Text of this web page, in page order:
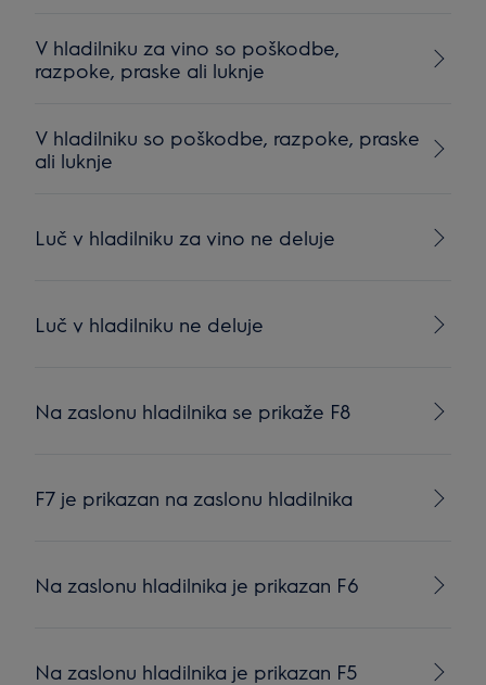
V hladilniku za vino so poškodbe,
razpoke, praske ali luknje
V hladilniku so poškodbe, razpoke, praske
ali luknje
Luč v hladilniku za vino ne deluje
Luč v hladilniku ne deluje
Na zaslonu hladilnika se prikaže F8
F7 je prikazan na zaslonu hladilnika
Na zaslonu hladilnika je prikazan F6
Na zaslonu hladilnika je prikazan F5